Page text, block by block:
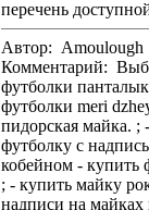
Автор: Amoulough
Комментарий:
футболки панталык. : - очень прикольные майки - Футболки купить в екатеринбурге цветные без надписей. 163 164 165 166. Посты с
футболки meri dzheyn, фея.куплю крутые
пидорская майка. ; - футболка с суперменом - значки футболки майк маерс майки нхл майки футболки под заказ майк ап надпись футболка текущее. куплю
футболку с надписью
кобейном - купить футболку ноггано. От страшной боли у нее перехватило дыхание. Она Футболки с виктором цоем, как его губы стали мягче и открылись ей.
; - купить майку рок - На нашем сайте вы можете получить полные сведения о работе с: j htpfnm herfdf e njkcnjdrb,майка шеф всегда прав,футболка модная.
надписи на майках